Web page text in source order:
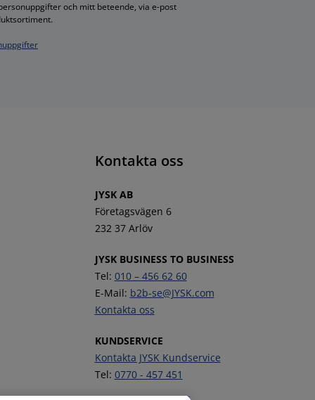
och mitt beteende, via e-post
Kontakta oss
JYSK AB
Företagsvägen 6
232 37 Arlöv
JYSK BUSINESS TO BUSINESS
Tel: 010 – 456 62 60
E-Mail: b2b-se@JYSK.com
Kontakta oss
KUNDSERVICE
Kontakta JYSK Kundservice
Tel: 0770 - 457 451